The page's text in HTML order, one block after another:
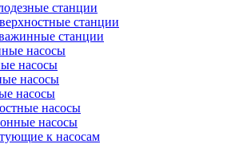
станции
станции
станции
насосы
насосы
насосы
насосы
насосы
насосы
к насосам